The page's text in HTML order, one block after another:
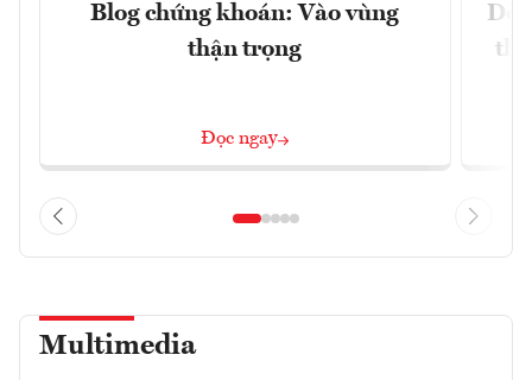
Blog chứng khoán: Vào vùng
thận trọng
Đọc ngay
thị
Multimedia